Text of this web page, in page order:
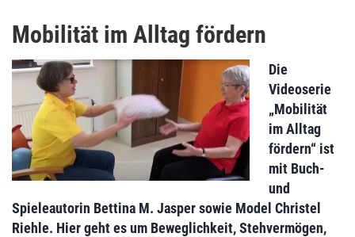
Mobilität im Alltag fördern
Die
Videoserie
„Mobilität
im Alltag
fördern“ ist
mit Buch-
und
Spieleautorin Bettina M. Jasper sowie Model Christel
Riehle. Hier geht es um Beweglichkeit, Stehvermögen,